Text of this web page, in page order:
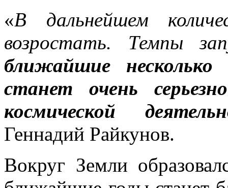
«В дальнейшем
возростать. Темпы
ближайшие
станет очень
космической
Геннадий Райкунов.
Вокруг Земли